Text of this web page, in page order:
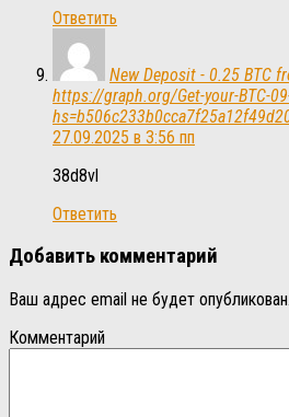
Ответить
New Deposit - 0.25 BTC
https://graph.org/Get-your-BTC-
27.09.2025 в 3:56 пп
38d8vl
Ответить
Добавить комментарий
Ваш адрес email не будет опубликован.
Комментарий